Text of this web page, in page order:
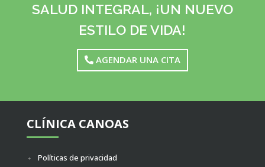
SALUD INTEGRAL, ¡UN NUEVO
ESTILO DE VIDA!
AGENDAR UNA CITA
CLÍNICA CANOAS
Políticas de privacidad